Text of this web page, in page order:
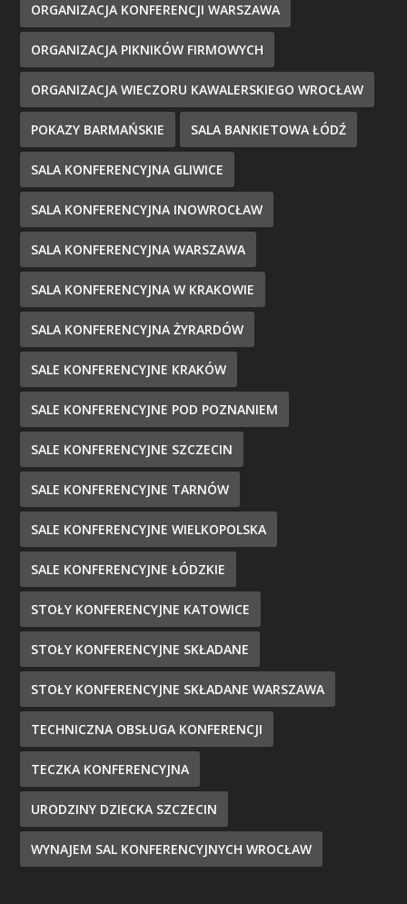
ORGANIZACJA KONFERENCJI WARSZAWA
ORGANIZACJA PIKNIKÓW FIRMOWYCH
ORGANIZACJA WIECZORU KAWALERSKIEGO WROCŁAW
POKAZY BARMAŃSKIE SALA BANKIETOWA ŁÓDŹ
SALA KONFERENCYJNA GLIWICE
SALA KONFERENCYJNA INOWROCŁAW
SALA KONFERENCYJNA WARSZAWA
SALA KONFERENCYJNA W KRAKOWIE
SALA KONFERENCYJNA ŻYRARDÓW
SALE KONFERENCYJNE KRAKÓW
SALE KONFERENCYJNE POD POZNANIEM
SALE KONFERENCYJNE SZCZECIN
SALE KONFERENCYJNE TARNÓW
SALE KONFERENCYJNE WIELKOPOLSKA
SALE KONFERENCYJNE ŁÓDZKIE
STOŁY KONFERENCYJNE KATOWICE
STOŁY KONFERENCYJNE SKŁADANE
STOŁY KONFERENCYJNE SKŁADANE WARSZAWA
TECHNICZNA OBSŁUGA KONFERENCJI
TECZKA KONFERENCYJNA
URODZINY DZIECKA SZCZECIN
WYNAJEM SAL KONFERENCYJNYCH WROCŁAW